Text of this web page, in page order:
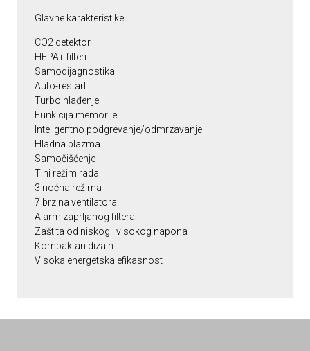
Glavne karakteristike:
CO2 detektor
HEPA+ filteri
Samodijagnostika
Auto-restart
Turbo hlađenje
Funkicija memorije
Inteligentno podgrevanje/odmrzavanje
Hladna plazma
Samočišćenje
Tihi režim rada
3 noćna režima
7 brzina ventilatora
Alarm zaprljanog filtera
Zaštita od niskog i visokog napona
Kompaktan dizajn
Visoka energetska efikasnost